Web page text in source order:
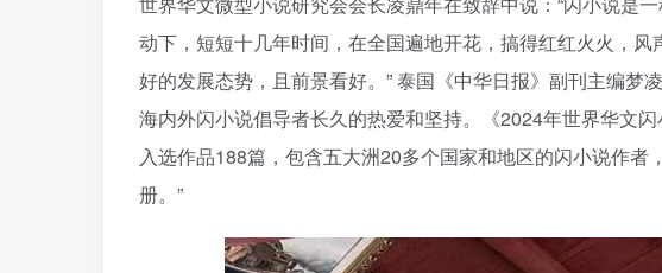
动下，短短十几年时间，在全国遍地开花，搞得红红火火，
好的发展态势，且前景看好。” 泰国《中华日报》副刊主编梦
海内外闪小说倡导者长久的热爱和坚持。《2024年世界华文
入选作品188篇，包含五大洲20多个国家和地区的闪小说作
册。”